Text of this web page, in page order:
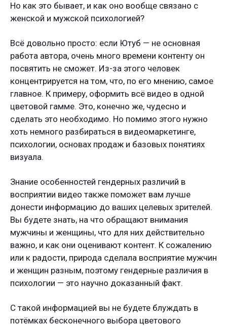
Но как это бывает, и как оно вообще связано с
женской и мужской психологией?
Всё довольно просто: если Ютуб — не основная
работа автора, очень много времени контенту он
посвятить не сможет. Из-за этого человек
концентрируется на том, что, по его мнению, самое
главное. К примеру, оформить всё видео в одной
цветовой гамме. Это, конечно же, чудесно и
сделать это необходимо. Но помимо этого нужно
хоть немного разбираться в видеомаркетинге,
психологии, основах продаж и базовых понятиях
визуала.
Знание особенностей гендерных различий в
восприятии видео также поможет вам лучше
донести информацию до ваших целевых зрителей.
Вы будете знать, на что обращают внимания
мужчины и женщины, что для них действительно
важно, и как они оценивают контент. К сожалению
или к радости, природа сделала восприятие мужчин
и женщин разным, поэтому гендерные различия в
психологии — это научно доказанный факт.
С такой информацией вы не будете блуждать в
потёмках бесконечного выбора цветового